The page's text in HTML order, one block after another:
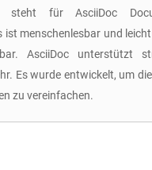
steht für AsciiDoc
menschenlesbar und
AsciiDoc unterstützt
Es wurde entwickelt, um
zu vereinfachen.